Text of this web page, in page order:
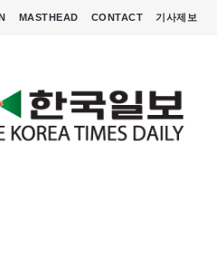
MASTHEAD CONTACT 기사제보